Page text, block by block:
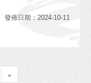
發佈日期：2024-10-11
»